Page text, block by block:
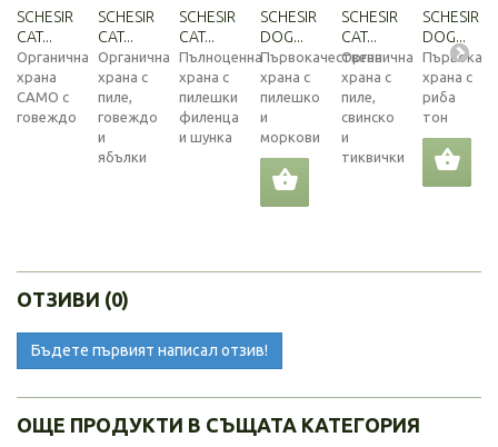
SCHESIR
CAT...
Органична
храна
САМО с
говеждо
SCHESIR
CAT...
Органична
храна с
пиле,
говеждо
и
ябълки
SCHESIR
CAT...
Пълноценна
храна с
пилешки
филенца
и шунка
SCHESIR
DOG...
Първокачествена
храна с
пилешко
и
моркови
SCHESIR
CAT...
Органична
храна с
пиле,
свинско
и
тиквички
SCHESIR
DOG...
храна с
риба
тон
ОТЗИВИ (0)
Бъдете първият написал отзив!
ОЩЕ ПРОДУКТИ В СЪЩАТА КАТЕГОРИЯ